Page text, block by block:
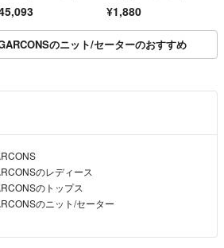
ョン 衣類 XL ウー
カシミヤ グレー 2A
レディース 4
【中古】
ラモード】
¥1,880
のニット/セーターのおすすめ
のレディース
のトップス
のニット/セーター